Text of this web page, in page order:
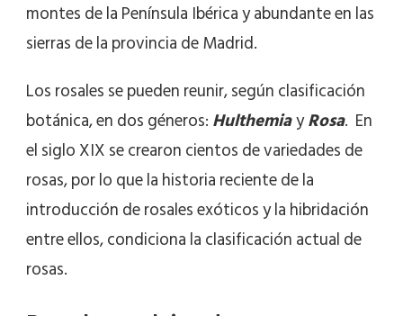
montes de la Península Ibérica y abundante en las
sierras de la provincia de Madrid.
Los rosales se pueden reunir, según clasificación
botánica, en dos géneros:HulthemiayRosa. En
el siglo XIX se crearon cientos de variedades de
rosas, por lo que la historia reciente de la
introducción de rosales exóticos y la hibridación
entre ellos, condiciona la clasificación actual de
rosas.